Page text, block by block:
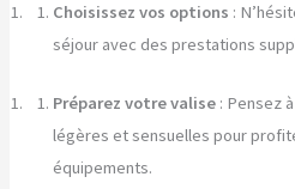
Choisissez vos options :
séjour avec des prestations
Préparez votre valise : Pensez
légères et sensuelles pour
équipements.